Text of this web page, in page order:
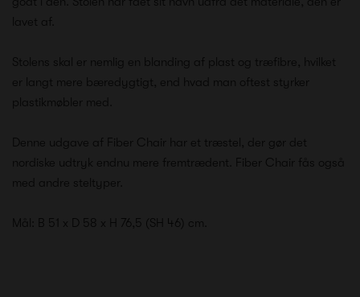
lavet af.
Stolens skal er nemlig en blanding af plast og træfibre, hvilket
er langt mere bæredygtigt, end hvad man oftest styrker
plastikmøbler med.
Denne udgave af Fiber Chair har et træstel, der gør det
nordiske udtryk endnu mere fremtrædent. Fiber Chair fås også
med andre steltyper.
Mål: B 51 x D 58 x H 76,5 (SH 46) cm.